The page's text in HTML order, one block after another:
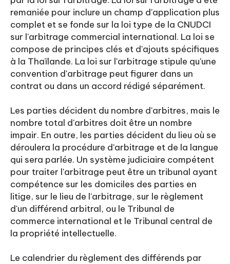
remaniée pour inclure un champ d'application plus
complet et se fonde sur la loi type de la CNUDCI
sur l'arbitrage commercial international. La loi se
compose de principes clés et d'ajouts spécifiques
à la Thaïlande. La loi sur l'arbitrage stipule qu'une
convention d'arbitrage peut figurer dans un
contrat ou dans un accord rédigé séparément.
Les parties décident du nombre d'arbitres, mais le
nombre total d'arbitres doit être un nombre
impair. En outre, les parties décident du lieu où se
déroulera la procédure d'arbitrage et de la langue
qui sera parlée. Un système judiciaire compétent
pour traiter l'arbitrage peut être un tribunal ayant
compétence sur les domiciles des parties en
litige, sur le lieu de l'arbitrage, sur le règlement
d'un différend arbitral, ou le Tribunal de
commerce international et le Tribunal central de
la propriété intellectuelle.
Le calendrier du règlement des différends par